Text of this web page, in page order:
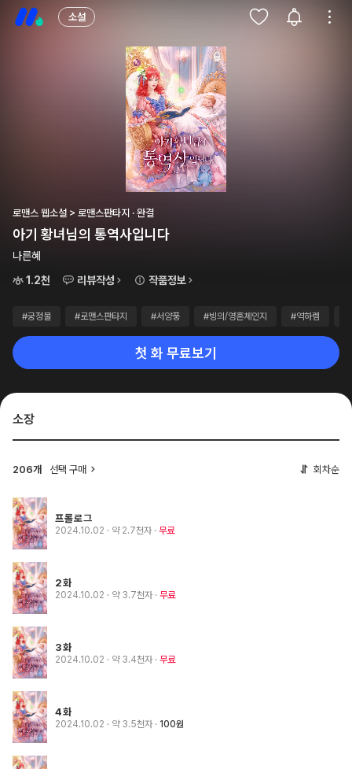
소설
로맨스 웹소설 > 로맨스판타지 · 완결
아기 황녀님의 통역사입니다
나른혜
1.2천
리뷰작성 작품정보
#궁정물 #로맨스판타지 #서양풍 #빙의/영혼체인지 #역하렘
첫 화 무료보기
소장
206개 선택 구매 회차순
프롤로그
2024.10.02 · 약 2.7천자 무료
2화
2024.10.02 · 약 3.7천자 무료
3화
2024.10.02 · 약 3.4천자 무료
4화
2024.10.02 · 약 3.5천자 100원